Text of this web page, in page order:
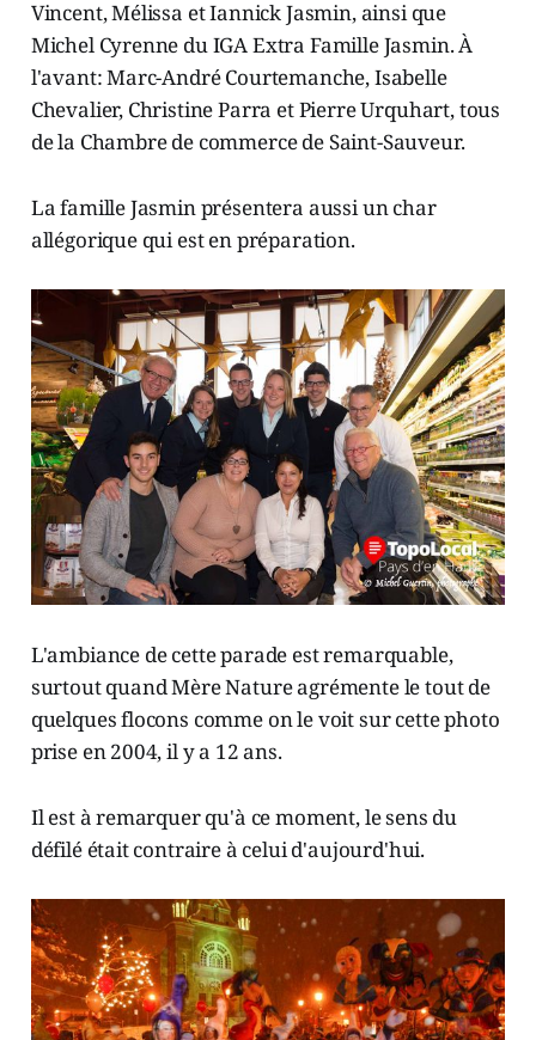
Vincent, Mélissa et Iannick Jasmin, ainsi que
Michel Cyrenne du IGA Extra Famille Jasmin. À
l'avant: Marc-André Courtemanche, Isabelle
Chevalier, Christine Parra et Pierre Urquhart, tous
de la Chambre de commerce de Saint-Sauveur.
La famille Jasmin présentera aussi un char
allégorique qui est en préparation.
L'ambiance de cette parade est remarquable,
surtout quand Mère Nature agrémente le tout de
quelques flocons comme on le voit sur cette photo
prise en 2004, il y a 12 ans.
Il est à remarquer qu'à ce moment, le sens du
défilé était contraire à celui d'aujourd'hui.